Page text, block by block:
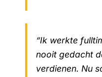
“Ik werkte
nooit gedacht
verdienen. Nu